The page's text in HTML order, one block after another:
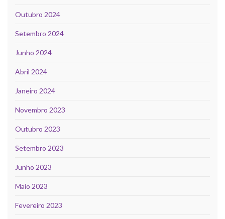
Outubro 2024
Setembro 2024
Junho 2024
Abril 2024
Janeiro 2024
Novembro 2023
Outubro 2023
Setembro 2023
Junho 2023
Maio 2023
Fevereiro 2023